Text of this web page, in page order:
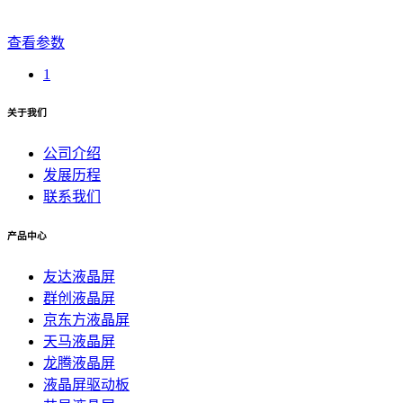
查看参数
1
关于我们
公司介绍
发展历程
联系我们
产品中心
友达液晶屏
群创液晶屏
京东方液晶屏
天马液晶屏
龙腾液晶屏
液晶屏驱动板